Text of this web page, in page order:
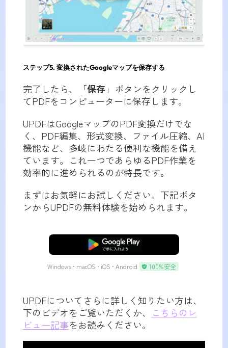
ステップ5. 変換されたGoogleマップを保存する
完了したら、「保存」ボタンをクリックし
てPDFをコンピューターに保存します。
UPDFはGoogleマップのPDF変換だけでな
く、PDF編集、形式変換、ファイル圧縮、AI
機能など、多岐にわたる便利な機能を備え
ています。これ一つであらゆるPDF作業を
効率的に進められるのが特長です。
まずはお気軽にお試しください。下記ボタ
ンからUPDFの無料体験を始められます。
無料ダウンロード
Windows • macOS • iOS • Android 100%安全
UPDFについてさらに詳しく知りたい方は、
下のビデオをご覧いただくか、
こちらのレ
ビュー記事をお読みください。